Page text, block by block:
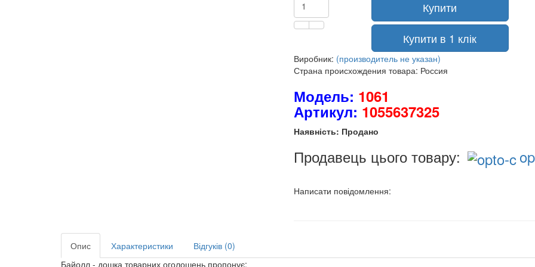
Купити
Купити в 1 клік
Виробник: (производитель не указан)
Страна происхождения товара: Россия
Модель: 1061
Артикул: 1055637325
Наявність: Продано
Продавець цього товару:
Написати повідомлення:
Опис Характеристики
Відгуків (0)
Байолл - дошка товарних оголошень пропонує: